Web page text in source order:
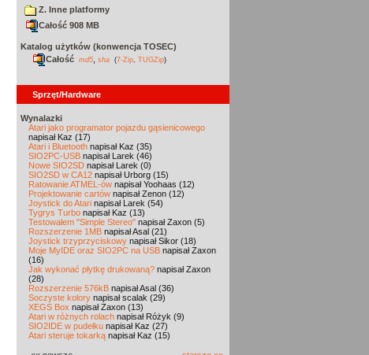
Z. Inne platformy
Całość 908 MB
Katalog użytków (konwencja TOSEC)
Całość md5 sha (7-Zip TUGZip)
Sprzęt/Hardware
Wynalazki
Atari jako programator pojazdu gąsienicowego
napisał Kaz (17)
Atari i Bluetooth napisał Kaz (35)
SIO2PC-USB napisał Larek (46)
Nowe SIO2SD napisał Larek (0)
SIO2SD w CA12 napisał Urborg (15)
Ratowanie ATMEL-ów napisał Yoohaas (12)
Projektowanie cartów napisał Zenon (12)
Joystick do Atari napisał Larek (54)
Tygrys Turbo napisał Kaz (13)
Testowałem "Simple Stereo" napisał Zaxon (5)
Rozszerzenie 1MB napisał Asal (21)
Joystick trzyprzyciskowy napisał Sikor (18)
Moje MyIDE oraz SIO2PC na USB napisał Zaxon
(16)
Jak wykonać płytkę drukowaną? napisał Zaxon
(28)
Rozszerzenie 576kB napisał Asal (36)
Soczyste kolory napisał scalak (29)
XEGS Box napisał Zaxon (13)
Atari w różnych rolach napisał Różyk (9)
SIO2IDE w pudełku napisał Kaz (27)
Atari steruje tokarką napisał Kaz (15)